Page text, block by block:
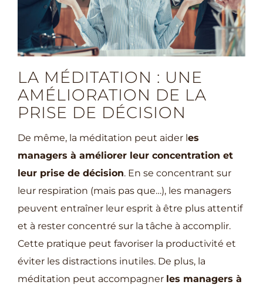
LA MÉDITATION : UNE
AMÉLIORATION DE LA
PRISE DE DÉCISION
De même, la méditation peut aider les
managers à améliorer leur concentration et
leur prise de décision. En se concentrant sur
leur respiration (mais pas que…), les managers
peuvent entraîner leur esprit à être plus attentif
et à rester concentré sur la tâche à accomplir.
Cette pratique peut favoriser la productivité et
éviter les distractions inutiles. De plus, la
méditation peut accompagner les managers à